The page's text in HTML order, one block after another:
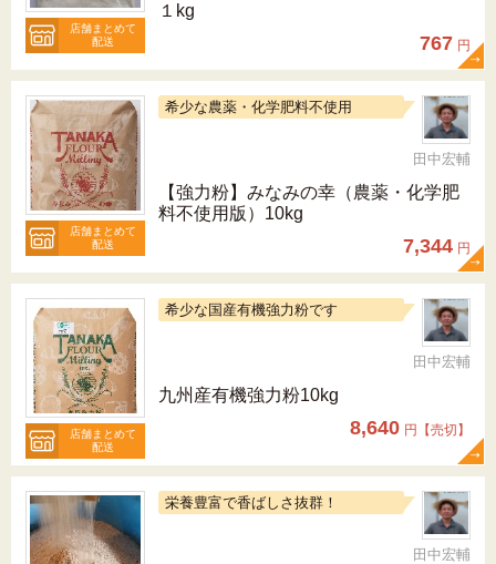
店舗まとめて
配送
１kg
767 円
店舗まとめて
配送
希少な農薬・化学肥料不使用
田中宏輔
【強力粉】みなみの幸（農薬・化学肥
料不使用版）10kg
7,344 円
店舗まとめて
配送
希少な国産有機強力粉です
田中宏輔
九州産有機強力粉10kg
8,640 円【売切】
栄養豊富で香ばしさ抜群！
田中宏輔